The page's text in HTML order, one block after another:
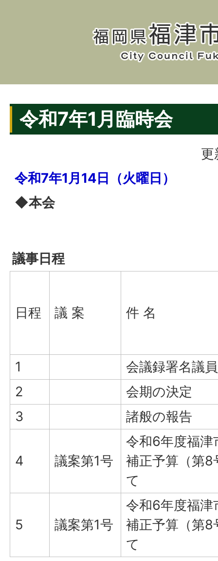
令和7年1月臨時会
更
令和7年1月14日（火曜日）
◆本会
議事日程
日程 議 案 件 名
1
会議録署名議
2
会期の決定
3
諸般の報告
4 議案第1号
令和6年度福津
補正予算（第8
て
5 議案第1号
令和6年度福津
補正予算（第8
て